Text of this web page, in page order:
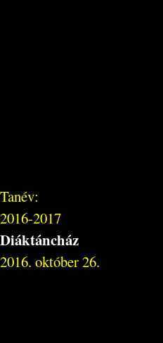
Tanév:
2016-2017
Diáktáncház
2016. október 26.